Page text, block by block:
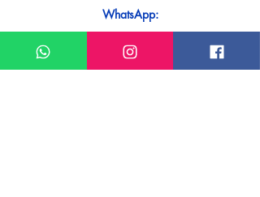
WhatsApp:
Mensagem: